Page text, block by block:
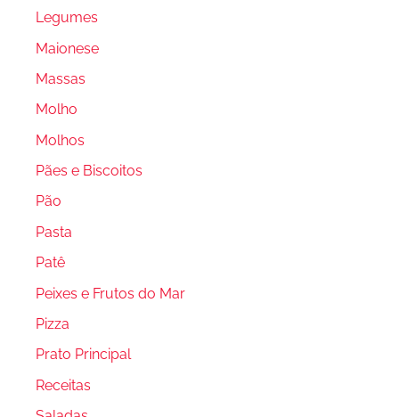
Legumes
Maionese
Massas
Molho
Molhos
Pães e Biscoitos
Pão
Pasta
Patê
Peixes e Frutos do Mar
Pizza
Prato Principal
Receitas